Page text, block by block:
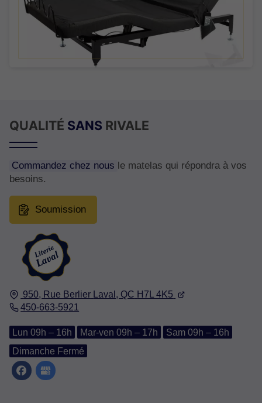
950, Rue Berlier Laval, QC H7L 4K5
450-663-5921
Lun 09h – 16h Mar-ven 09h – 17h
Sam 09h – 16h
Dimanche Fermé
QUALITÉ SANS RIVALE
Commandez chez nous le matelas qui répondra à vos
besoins.
Soumission